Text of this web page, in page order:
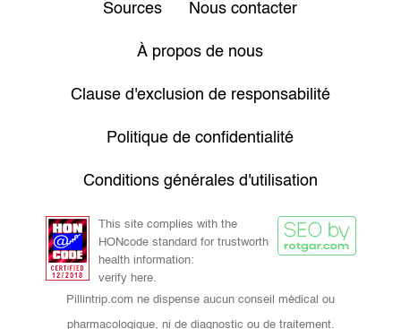
Sources Nous contacter
À propos de nous
Clause d'exclusion de responsabilité
Politique de confidentialité
Conditions générales d'utilisation
This site complies with the
HONcode standard for trustworth
health information:
verify here.
Pillintrip.com ne dispense aucun conseil médical ou
pharmacologique, ni de diagnostic ou de traitement.